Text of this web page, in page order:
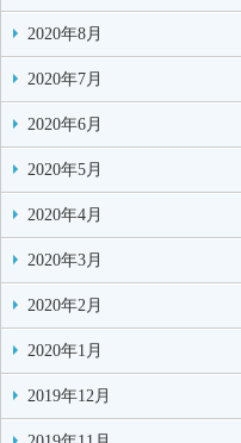
2020年8月
2020年7月
2020年6月
2020年5月
2020年4月
2020年3月
2020年2月
2020年1月
2019年12月